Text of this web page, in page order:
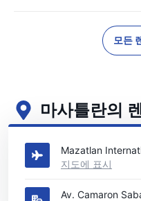
모든
마사틀란의
마사틀란의 주요 렌터카 영업
Mazatlan
지도에 표시
Av. Camaron